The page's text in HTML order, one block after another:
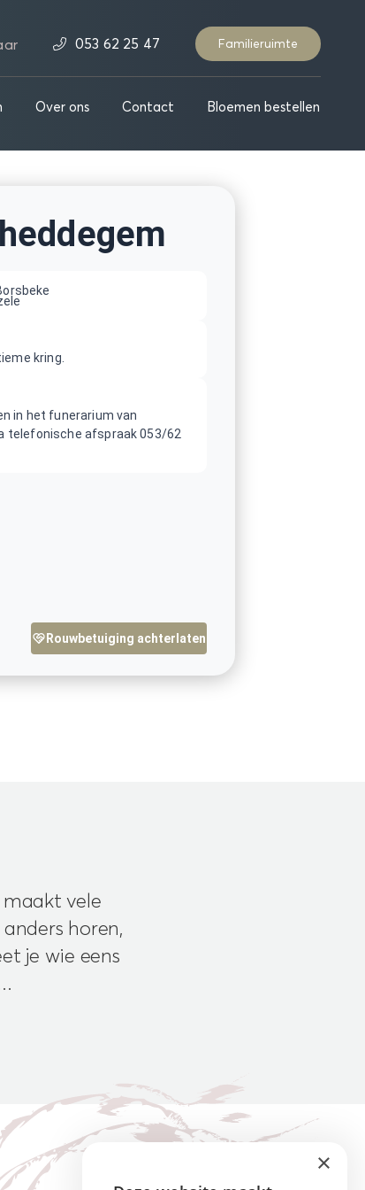
053 62 25 47 Familieruimte
Over ons Contact Bloemen bestellen
vele
horen,
je wie eens
×